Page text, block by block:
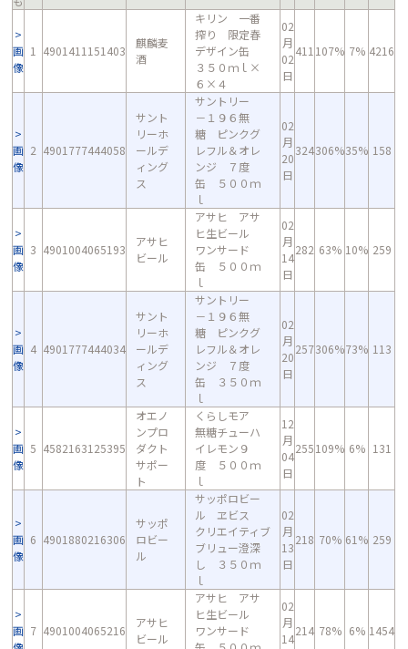
画
像
1 4901411151403
麒麟麦
酒
キリン 一番
搾り 限定春
デザイン缶
３５０ｍｌ×
６×４
02
月
02
日
411 107% 7% 4216
画
像
2 4901777444058
サント
リーホ
ールデ
ィング
ス
サントリー
－１９６無
糖 ピンクグ
レフル＆オレ
ンジ ７度
缶 ５００ｍ
ｌ
02
月
20
日
324306%35% 158
画
像
3 4901004065193
アサヒ
ビール
アサヒ アサ
ヒ生ビール
ワンサード
缶 ５００ｍ
ｌ
02
月
14
日
282 63% 10% 259
画
像
4 4901777444034
サント
リーホ
ールデ
ィング
ス
サントリー
－１９６無
糖 ピンクグ
レフル＆オレ
ンジ ７度
缶 ３５０ｍ
ｌ
02
月
20
日
257306%73% 113
画
像
5 4582163125395
オエノ
ンプロ
ダクト
サポー
ト
くらしモア
無糖チューハ
イレモン９
度 ５００ｍ
ｌ
12
月
04
日
255109% 6% 131
画
像
6 4901880216306
サッポ
ロビー
ル
サッポロビー
ル ヱビス
クリエイティブ
ブリュー澄深
し ３５０ｍ
ｌ
02
月
13
日
218 70% 61% 259
画 7 4901004065216
アサヒ
ビール
アサヒ アサ
ヒ生ビール
ワンサード
02
月
14
214 78% 6% 1454